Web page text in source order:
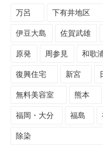
万呂 下有井地区
伊豆大島 佐賀武雄
原発 周参見 和歌
復興住宅 新宮
無料美容室 熊本
福岡・大分 福島
除染